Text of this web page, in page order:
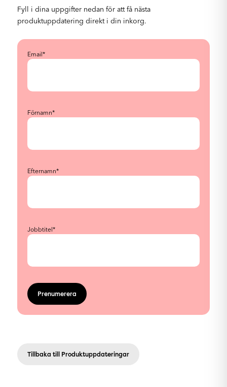
Fyll i dina uppgifter nedan för att få nästa
produktuppdatering direkt i din inkorg.
Email*
Förnamn*
Efternamn*
Jobbtitel*
Tillbaka till Produktuppdateringar